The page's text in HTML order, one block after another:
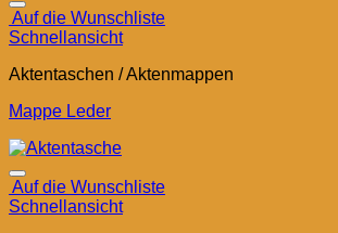
Auf die Wunschliste
Schnellansicht
Aktentaschen / Aktenmappen
Mappe Leder
Auf die Wunschliste
Schnellansicht